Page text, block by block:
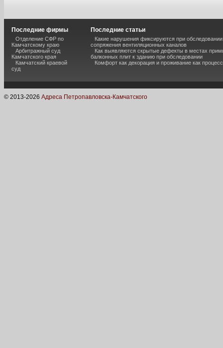
Последние фирмы
Отделение СФР по
Камчатскому краю
Арбитражный суд
Камчатского края
Камчатский краевой
суд
Последние статьи
Какие нарушения фиксируются при обследовании
сопряжения вентиляционных каналов
Как выявляются скрытые дефекты в местах
балконных плит к зданию при обследовании
Комфорт как декорация и проживание как процесс
© 2013-2026 Адреса Петропавловска-Камчатского